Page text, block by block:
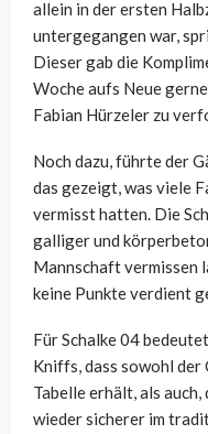
allein in der ersten
untergegangen war,
Dieser gab die
Woche aufs Neue
Fabian Hürzeler zu
Noch dazu, führte der
das gezeigt, was viele
vermisst hatten. Die
galliger und
Mannschaft vermissen
keine Punkte verdient
Für Schalke 04
Kniffs, dass sowohl der
Tabelle erhält, als
wieder sicherer im